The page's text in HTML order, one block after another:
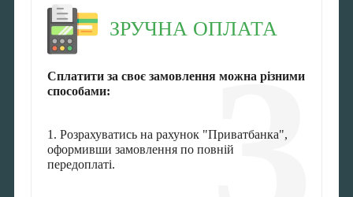
3
ЗРУЧНА ОПЛАТА
Сплатити за своє замовлення можна різними
способами:
1. Розрахуватись на рахунок "Приватбанка",
оформивши замовлення по повній
передоплаті.